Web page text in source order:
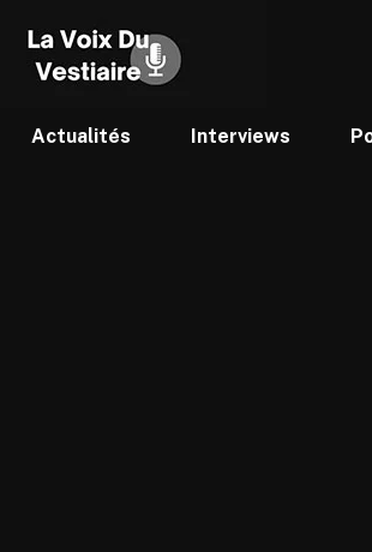
Actualités Interviews